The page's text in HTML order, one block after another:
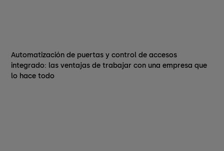
Automatización de puertas y control de accesos
integrado: las ventajas de trabajar con una empresa que
lo hace todo